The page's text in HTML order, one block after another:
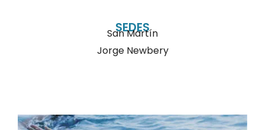
SEDES
San Martín
Jorge Newbery